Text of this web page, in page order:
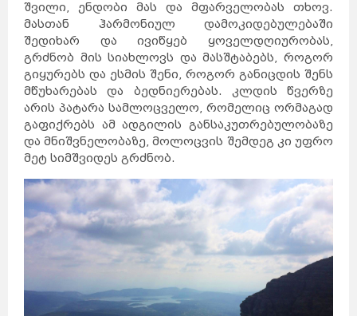
შვილი, ენდობი მას და მფარველობას თხოვ.
მასთან ჰარმონიულ დამოკიდებულებაში
შედიხარ და ივიწყებ ყოველდღიურობას,
გრძნობ მის სიახლოვს და მასშტაბებს, როგორ
გიყურებს და ესმის შენი, როგორ განიცდის შენს
მწუხარებას და ბედნიერებას. კლდის წვერზე
არის პატარა სამლოცველო, რომელიც ორმაგად
გაფიქრებს ამ ადგილის განსაკუთრებულობაზე
და მნიშვნელობაზე, მოლოცვის შემდეგ კი უფრო
მეტ სიმშვიდეს გრძნობ.